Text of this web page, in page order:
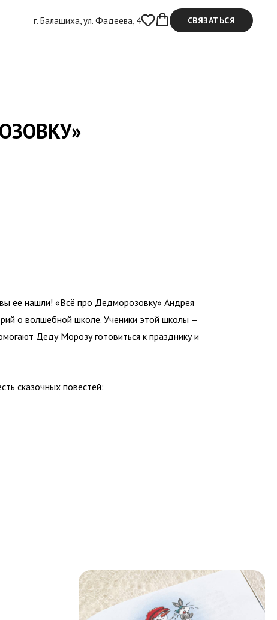
г. Балашиха, ул. Фадеева, 4 СВЯЗАТЬСЯ
ее нашли! «Всё про Дедморозовку» Андрея
о волшебной школе. Ученики этой школы —
Деду Морозу готовиться к празднику и
сказочных повестей: